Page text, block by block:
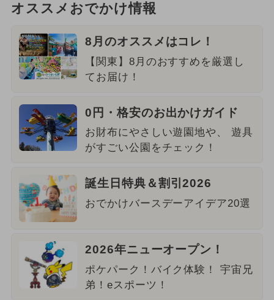
オススメおでかけ情報
8月のオススメはコレ！
【関東】8月のおすすめを厳選し
てお届け！
0円・格安のお出かけガイド
お財布にやさしい遊園地や、 遊具
がすごい公園をチェック！
誕生日特典＆割引2026
おでかけバースデーアイデア20選
2026年ニューオープン！
ポケパーク！バイク体験！ 宇宙兄
弟！eスポーツ！